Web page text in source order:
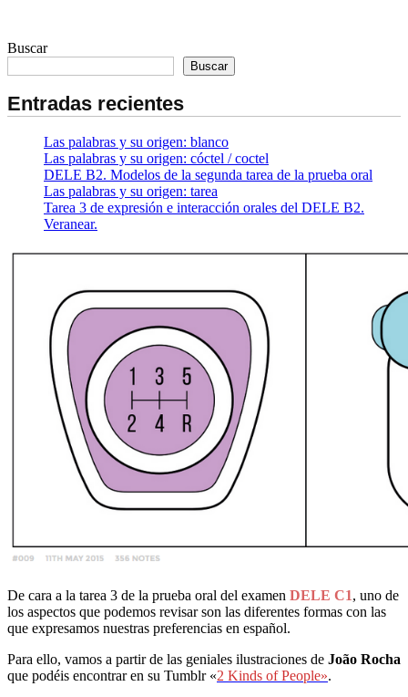
Buscar
Buscar
Entradas recientes
Las palabras y su origen: blanco
Las palabras y su origen: cóctel / coctel
DELE B2. Modelos de la segunda tarea de la prueba oral
Las palabras y su origen: tarea
Tarea 3 de expresión e interacción orales del DELE B2.
Veranear.
De cara a la tarea 3 de la prueba oral del examen DELE C1, uno de
los aspectos que podemos revisar son las diferentes formas con las
que expresamos nuestras preferencias en español.
Para ello, vamos a partir de las geniales ilustraciones de João Rocha
que podéis encontrar en su Tumblr «2 Kinds of People».